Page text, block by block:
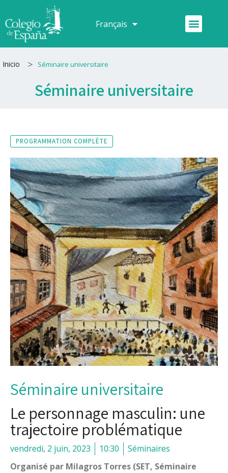
au
contenu
Français
Español Menu
Inicio > Séminaire universitaire
Séminaire universitaire
PROGRAMMATION COMPLÈTE
Séminaire universitaire
Le personnage masculin: une
trajectoire problématique
vendredi, 2 juin, 2023 10:30
Séminaires
Organisé par Milagros Torres (SET, Séminaire